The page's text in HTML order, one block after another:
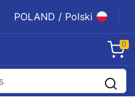
POLAND / Polski
0